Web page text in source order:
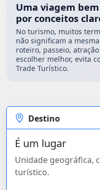
Uma viagem
por conceitos
No turismo, muitos
não significam a
roteiro, passeio,
escolher melhor, evita
Trade Turístico.
Destino
É um lugar
Unidade geográfica,
turístico.